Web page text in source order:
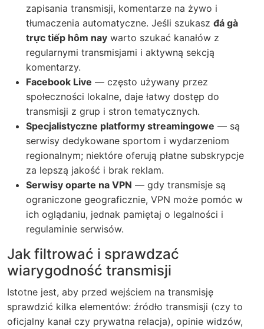
zapisania transmisji, komentarze na żywo i
tłumaczenia automatyczne. Jeśli szukasz đá gà
trực tiếp hôm nay warto szukać kanałów z
regularnymi transmisjami i aktywną sekcją
komentarzy.
Facebook Live — często używany przez
społeczności lokalne, daje łatwy dostęp do
transmisji z grup i stron tematycznych.
Specjalistyczne platformy streamingowe — są
serwisy dedykowane sportom i wydarzeniom
regionalnym; niektóre oferują płatne subskrypcje
za lepszą jakość i brak reklam.
Serwisy oparte na VPN — gdy transmisje są
ograniczone geograficznie, VPN może pomóc w
ich oglądaniu, jednak pamiętaj o legalności i
regulaminie serwisów.
Jak filtrować i sprawdzać
wiarygodność transmisji
Istotne jest, aby przed wejściem na transmisję
sprawdzić kilka elementów: źródło transmisji (czy to
oficjalny kanał czy prywatna relacja), opinie widzów,